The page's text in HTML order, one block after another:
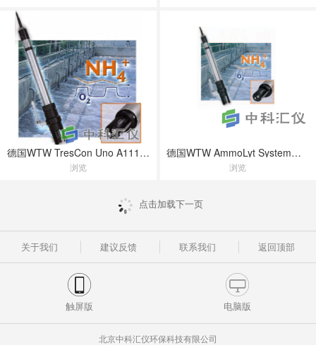
德国WTW TresCon Uno A111 and AmmoLyt氨氮在线测试仪
浏览
德国WTW AmmoLyt System氨氮测量仪
浏览
点击加载下一页
关于我们 建议反馈 联系我们 返回顶部
触屏版 电脑版
北京中科汇仪环保科技有限公司